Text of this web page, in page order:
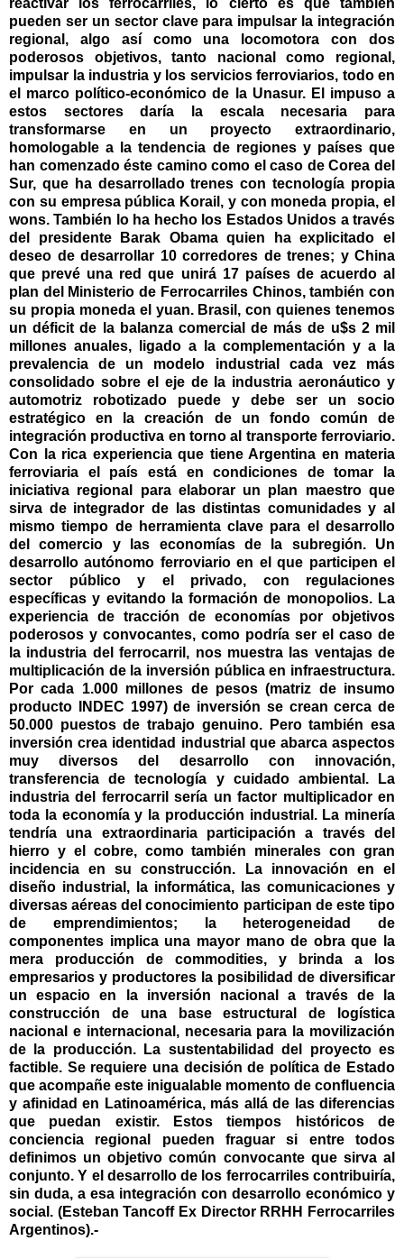
reactivar los ferrocarriles, lo cierto es que también
pueden ser un sector clave para impulsar la integración
regional, algo así como una locomotora con dos
poderosos objetivos, tanto nacional como regional,
impulsar la industria y los servicios ferroviarios, todo en
el marco político-económico de la Unasur. El impuso a
estos sectores daría la escala necesaria para
transformarse en un proyecto extraordinario,
homologable a la tendencia de regiones y países que
han comenzado éste camino como el caso de Corea del
Sur, que ha desarrollado trenes con tecnología propia
con su empresa pública Korail, y con moneda propia, el
wons. También lo ha hecho los Estados Unidos a través
del presidente Barak Obama quien ha explicitado el
deseo de desarrollar 10 corredores de trenes; y China
que prevé una red que unirá 17 países de acuerdo al
plan del Ministerio de Ferrocarriles Chinos, también con
su propia moneda el yuan. Brasil, con quienes tenemos
un déficit de la balanza comercial de más de u$s 2 mil
millones anuales, ligado a la complementación y a la
prevalencia de un modelo industrial cada vez más
consolidado sobre el eje de la industria aeronáutico y
automotriz robotizado puede y debe ser un socio
estratégico en la creación de un fondo común de
integración productiva en torno al transporte ferroviario.
Con la rica experiencia que tiene Argentina en materia
ferroviaria el país está en condiciones de tomar la
iniciativa regional para elaborar un plan maestro que
sirva de integrador de las distintas comunidades y al
mismo tiempo de herramienta clave para el desarrollo
del comercio y las economías de la subregión. Un
desarrollo autónomo ferroviario en el que participen el
sector público y el privado, con regulaciones
específicas y evitando la formación de monopolios. La
experiencia de tracción de economías por objetivos
poderosos y convocantes, como podría ser el caso de
la industria del ferrocarril, nos muestra las ventajas de
multiplicación de la inversión pública en infraestructura.
Por cada 1.000 millones de pesos (matriz de insumo
producto INDEC 1997) de inversión se crean cerca de
50.000 puestos de trabajo genuino. Pero también esa
inversión crea identidad industrial que abarca aspectos
muy diversos del desarrollo con innovación,
transferencia de tecnología y cuidado ambiental. La
industria del ferrocarril sería un factor multiplicador en
toda la economía y la producción industrial. La minería
tendría una extraordinaria participación a través del
hierro y el cobre, como también minerales con gran
incidencia en su construcción. La innovación en el
diseño industrial, la informática, las comunicaciones y
diversas aéreas del conocimiento participan de este tipo
de emprendimientos; la heterogeneidad de
componentes implica una mayor mano de obra que la
mera producción de commodities, y brinda a los
empresarios y productores la posibilidad de diversificar
un espacio en la inversión nacional a través de la
construcción de una base estructural de logística
nacional e internacional, necesaria para la movilización
de la producción. La sustentabilidad del proyecto es
factible. Se requiere una decisión de política de Estado
que acompañe este inigualable momento de confluencia
y afinidad en Latinoamérica, más allá de las diferencias
que puedan existir. Estos tiempos históricos de
conciencia regional pueden fraguar si entre todos
definimos un objetivo común convocante que sirva al
conjunto. Y el desarrollo de los ferrocarriles contribuiría,
sin duda, a esa integración con desarrollo económico y
social. (Esteban Tancoff Ex Director RRHH Ferrocarriles
Argentinos).-